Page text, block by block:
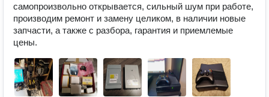
самопроизвольно открывается, сильный шум при работе,
производим ремонт и замену целиком, в наличии новые
запчасти, а также с разбора, гарантия и приемлемые
цены.